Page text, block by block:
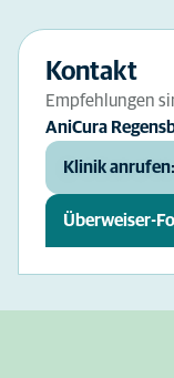
Kontakt
Empfehlungen
AniCura
Klinik
Überweiser-